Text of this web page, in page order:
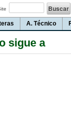
A. Técnico
sigue a